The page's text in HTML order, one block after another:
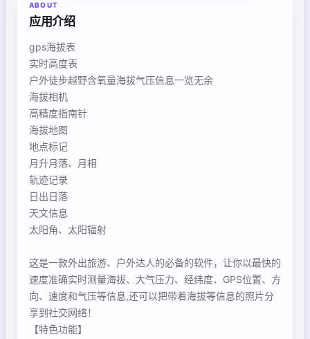
ABOUT
应用介绍
gps海拔表
实时高度表
户外徒步越野含氧量海拔气压信息一览无余
海拔相机
高精度指南针
海拔地图
地点标记
月升月落、月相
轨迹记录
日出日落
天文信息
太阳角、太阳辐射
这是一款外出旅游、户外达人的必备的软件，让你以最快的
速度准确实时测量海拔、大气压力、经纬度、GPS位置、方
向、速度和气压等信息,还可以把带着海拔等信息的照片分
享到社交网络！
【特色功能】